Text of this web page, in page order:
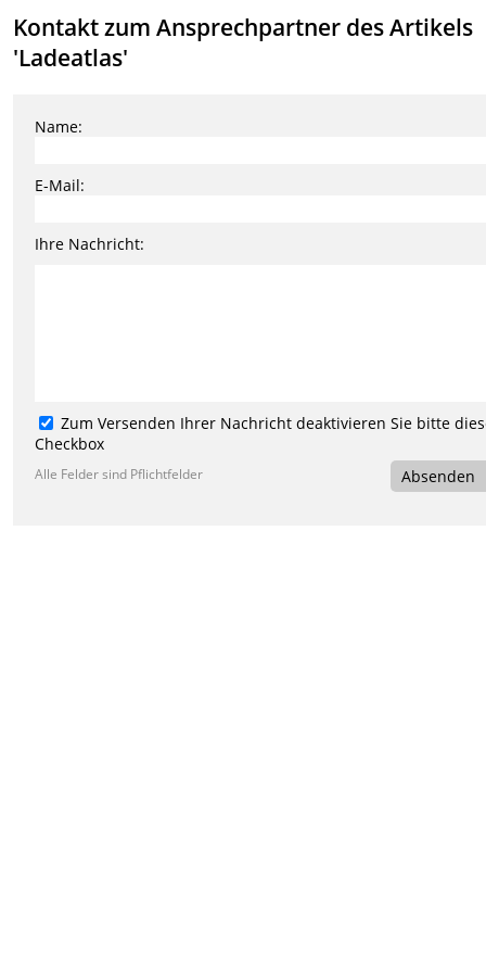
Kontakt zum Ansprechpartner des Artikels
'Ladeatlas'
Name:
E-Mail:
Ihre Nachricht:
Zum Versenden Ihrer Nachricht deaktivieren Sie bitte
Checkbox
Alle Felder sind Pflichtfelder Absenden